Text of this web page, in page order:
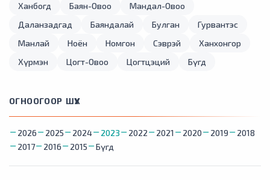
Ханбогд Баян-Овоо
Мандал-Овоо
Даланзадгад
Баяндалай Булган
Гурвантэс
Манлай
Ноён Номгон Сэврэй
Ханхонгор
Хүрмэн
Цогт-Овоо Цогтцэций Бүгд
ОГНООГООР ШҮҮХ
2026 2025 2024 2023 2022 2021 2020 2019
2018
2017
2016 2015 Бүгд